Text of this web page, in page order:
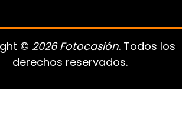
© 2026 Fotocasión. Todos los
derechos reservados.